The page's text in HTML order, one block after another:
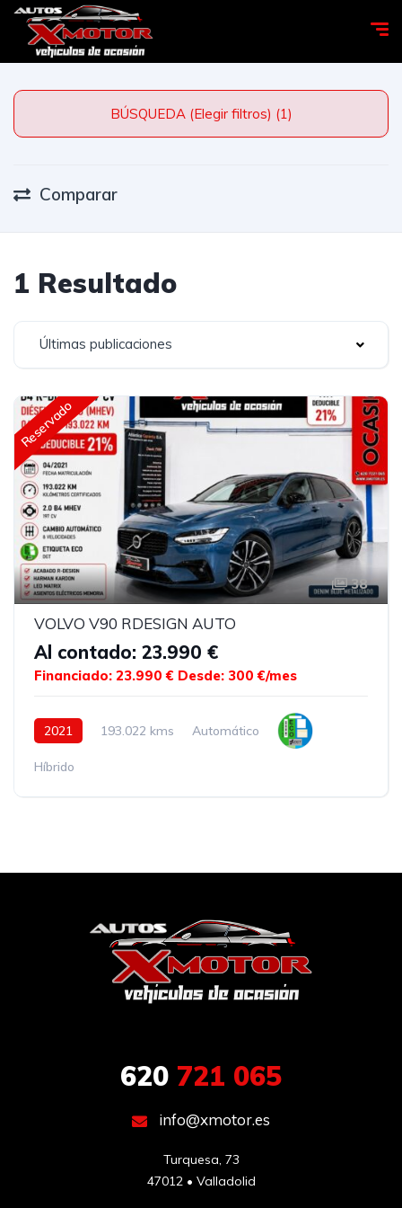
BÚSQUEDA (Elegir filtros) (1)
Comparar
1 Resultado
Últimas publicaciones
Reservado
38
VOLVO V90 RDESIGN AUTO
Al contado: 23.990 €
Financiado: 23.990 € Desde: 300 €/mes
2021 193.022 kms Automático
Híbrido
620 721 065
info@xmotor.es
Turquesa, 73
47012 • Valladolid